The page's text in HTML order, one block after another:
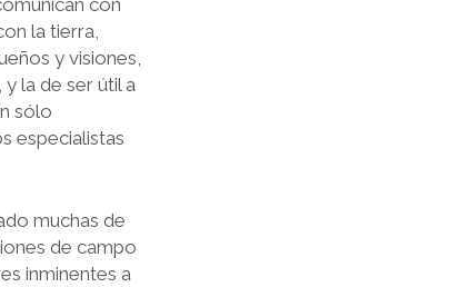
con
la tierra,
y visiones,
la de ser útil a
sólo
es­pecialistas
muchas de
de campo
inmi­nentes a